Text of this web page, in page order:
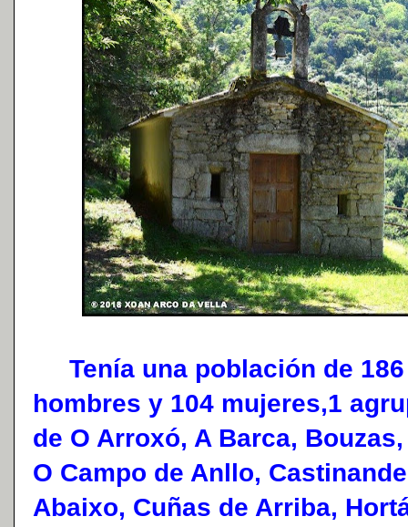
Tenía una población de 186
hombres y 104 mujeres,1​
de O Arroxó, A Barca,
O Campo de Anllo,
Abaixo, Cuñas de Arriba,